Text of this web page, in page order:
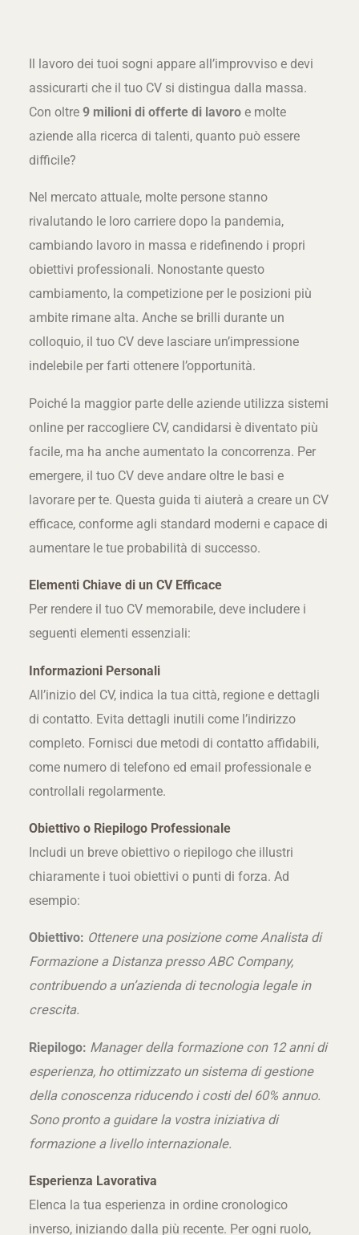
Il lavoro dei tuoi sogni appare all’improvviso e devi
assicurarti che il tuo CV si distingua dalla massa.
Con oltre 9 milioni di offerte di lavoroe molte
aziende alla ricerca di talenti, quanto può essere
difficile?
Nel mercato attuale, molte persone stanno
rivalutando le loro carriere dopo la pandemia,
cambiando lavoro in massa e ridefinendo i propri
obiettivi professionali. Nonostante questo
cambiamento, la competizione per le posizioni più
ambite rimane alta. Anche se brilli durante un
colloquio, il tuo CV deve lasciare un’impressione
indelebile per farti ottenere l’opportunità.
Poiché la maggior parte delle aziende utilizza sistemi
online per raccogliere CV, candidarsi è diventato più
facile, ma ha anche aumentato la concorrenza. Per
emergere, il tuo CV deve andare oltre le basi e
lavorare per te. Questa guida ti aiuterà a creare un CV
efficace, conforme agli standard moderni e capace di
aumentare le tue probabilità di successo.
Elementi Chiave di un CV Efficace
Per rendere il tuo CV memorabile, deve includere i
seguenti elementi essenziali:
Informazioni Personali
All’inizio del CV, indica la tua città, regione e dettagli
di contatto. Evita dettagli inutili come l’indirizzo
completo. Fornisci due metodi di contatto affidabili,
come numero di telefono ed email professionale e
controllali regolarmente.
Obiettivo o Riepilogo Professionale
Includi un breve obiettivo o riepilogo che illustri
chiaramente i tuoi obiettivi o punti di forza. Ad
esempio:
Obiettivo: Ottenere una posizione come Analista di
Formazione a Distanza presso ABC Company,
contribuendo a un’azienda di tecnologia legale in
crescita.
Riepilogo: Manager della formazione con 12 anni di
esperienza, ho ottimizzato un sistema di gestione
della conoscenza riducendo i costi del 60% annuo.
Sono pronto a guidare la vostra iniziativa di
formazione a livello internazionale.
Esperienza Lavorativa
Elenca la tua esperienza in ordine cronologico
inverso, iniziando dalla più recente. Per ogni ruolo,